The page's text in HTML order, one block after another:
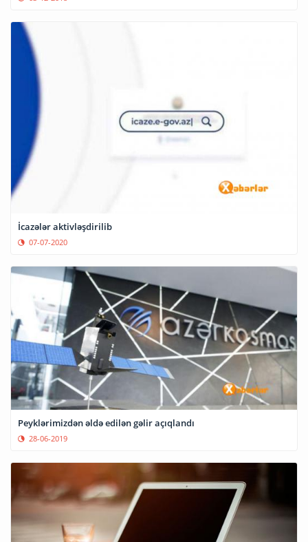
İcazələr aktivləşdirilib
07-07-2020
Peyklərimizdən əldə edilən gəlir açıqlandı
28-06-2019